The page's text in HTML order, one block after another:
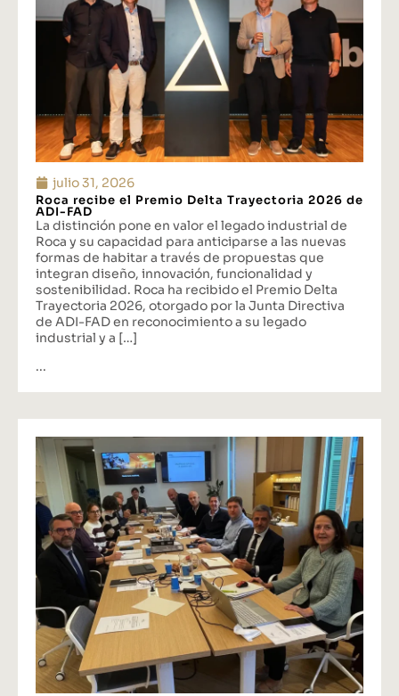
julio 31, 2026
Roca recibe el Premio Delta Trayectoria 2026 de
ADI-FAD
La distinción pone en valor el legado industrial de
Roca y su capacidad para anticiparse a las nuevas
formas de habitar a través de propuestas que
integran diseño, innovación, funcionalidad y
sostenibilidad. Roca ha recibido el Premio Delta
Trayectoria 2026, otorgado por la Junta Directiva
de ADI-FAD en reconocimiento a su legado
industrial y a […]
...